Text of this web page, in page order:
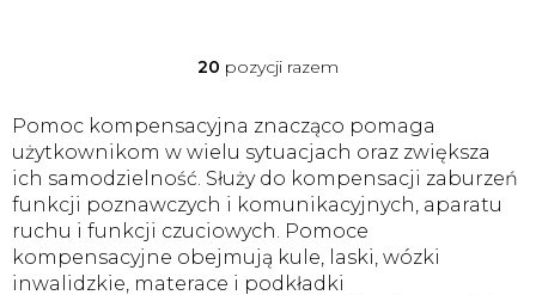
K
n
t
r
o
l
k
i
l
20 pozycji razem
Pomoc kompensacyjna znacząco pomaga
użytkownikom w wielu sytuacjach oraz zwiększa
ich samodzielność. Służy do kompensacji zaburzeń
funkcji poznawczych i komunikacyjnych, aparatu
ruchu i funkcji czuciowych. Pomoce
kompensacyjne obejmują kule, laski, wózki
inwalidzkie, materace i podkładki